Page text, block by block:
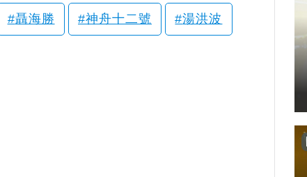
聶海勝 神舟十二號 湯洪波